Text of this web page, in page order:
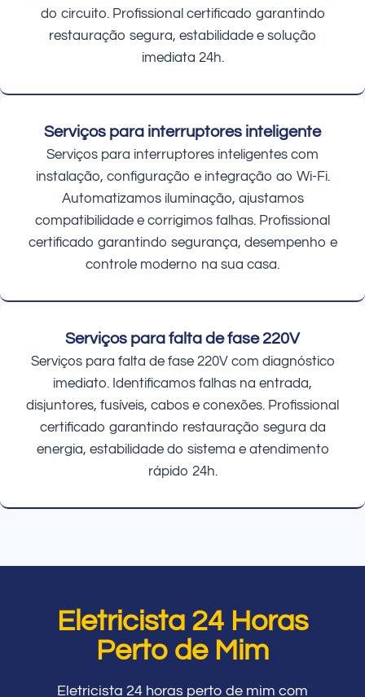
do circuito. Profissional certificado garantindo
restauração segura, estabilidade e solução
imediata 24h.
Serviços para interruptores inteligente
Serviços para interruptores inteligentes com
instalação, configuração e integração ao Wi-Fi.
Automatizamos iluminação, ajustamos
compatibilidade e corrigimos falhas. Profissional
certificado garantindo segurança, desempenho e
controle moderno na sua casa.
Serviços para falta de fase 220V
Serviços para falta de fase 220V com diagnóstico
imediato. Identificamos falhas na entrada,
disjuntores, fusíveis, cabos e conexões. Profissional
certificado garantindo restauração segura da
energia, estabilidade do sistema e atendimento
rápido 24h.
Eletricista 24 Horas
Perto de Mim
Eletricista 24 horas perto de mim com